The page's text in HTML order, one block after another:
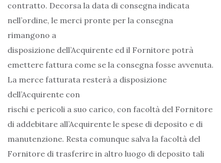
contratto. Decorsa la data di consegna indicata
nell’ordine, le merci pronte per la consegna
rimangono a
disposizione dell’Acquirente ed il Fornitore potrà
emettere fattura come se la consegna fosse avvenuta.
La merce fatturata resterà a disposizione
dell’Acquirente con
rischi e pericoli a suo carico, con facoltà del Fornitore
di addebitare all’Acquirente le spese di deposito e di
manutenzione. Resta comunque salva la facoltà del
Fornitore di trasferire in altro luogo di deposito tali